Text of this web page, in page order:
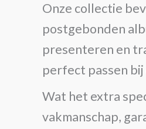
Onze collectie
postgebonden
presenteren en
perfect passen
Wat het extra
vakmanschap,